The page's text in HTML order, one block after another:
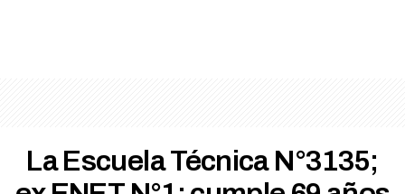
La Escuela Técnica N°3135;